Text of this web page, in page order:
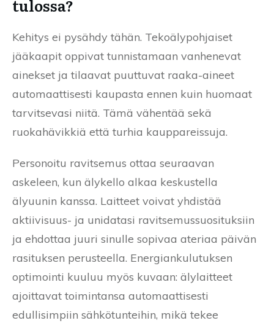
tulossa?
Kehitys ei pysähdy tähän. Tekoälypohjaiset
jääkaapit oppivat tunnistamaan vanhenevat
ainekset ja tilaavat puuttuvat raaka-aineet
automaattisesti kaupasta ennen kuin huomaat
tarvitsevasi niitä. Tämä vähentää sekä
ruokahävikkiä että turhia kauppareissuja.
Personoitu ravitsemus ottaa seuraavan
askeleen, kun älykello alkaa keskustella
älyuunin kanssa. Laitteet voivat yhdistää
aktiivisuus- ja unidatasi ravitsemussuosituksiin
ja ehdottaa juuri sinulle sopivaa ateriaa päivän
rasituksen perusteella. Energiankulutuksen
optimointi kuuluu myös kuvaan: älylaitteet
ajoittavat toimintansa automaattisesti
edullisimpiin sähkötunteihin, mikä tekee